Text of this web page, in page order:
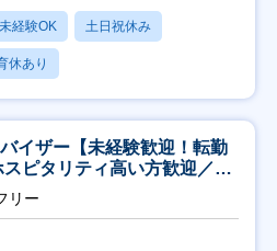
経験OK 土日祝休み
休あり
イザー【未経験歓迎！転勤
ピタリティ高い方歓迎／土
リー